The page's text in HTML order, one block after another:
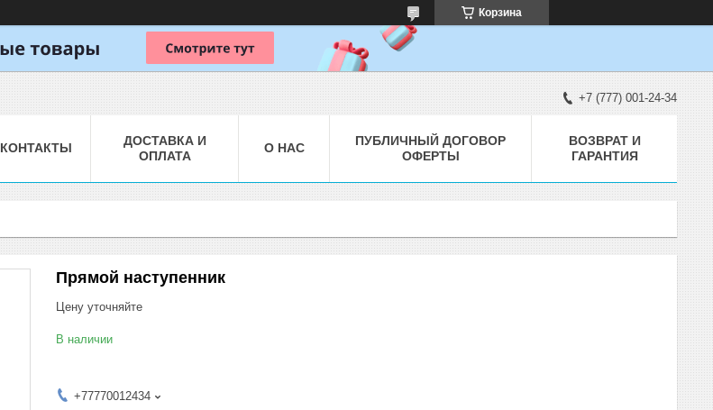
Корзина
+7 (777) 001-24-34
КОНТАКТЫ
ДОСТАВКА И
ОПЛАТА
О НАС
ПУБЛИЧНЫЙ ДОГОВОР
ОФЕРТЫ
ВОЗВРАТ И
ГАРАНТИЯ
Прямой наступенник
Цену уточняйте
В наличии
+77770012434